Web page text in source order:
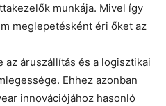
munkája. Mivel így
meglepetésként éri őket az
az áruszállítás és a logisztikai
Ehhez azonban
innovációjához hasonló